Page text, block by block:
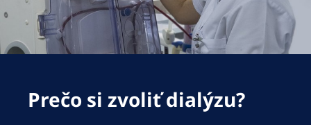
Romania
Russia
Slovakia
Prečo si zvoliť dialýzu?